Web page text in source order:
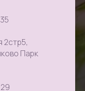
2стр5,
Парк